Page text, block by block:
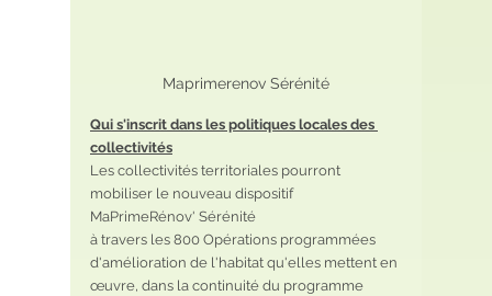
Maprimerenov Sérénité
Qui s'inscrit dans les politiques locales des
collectivités
Les collectivités territoriales pourront
mobiliser le nouveau dispositif
MaPrimeRénov' Sérénité
à travers les 800 Opérations programmées
d'amélioration de l'habitat qu'elles mettent en
œuvre, dans la continuité du programme